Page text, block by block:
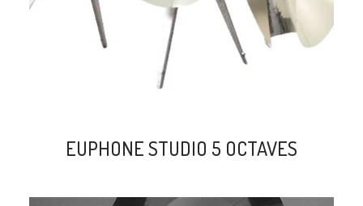
EUPHONE STUDIO 5 OCTAVES